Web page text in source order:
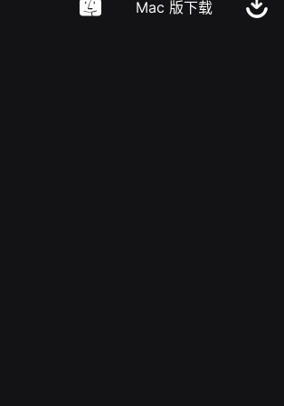
Mac 版下载